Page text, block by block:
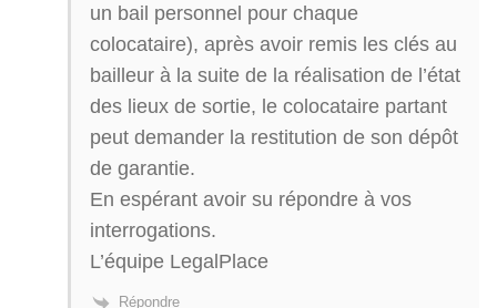
un bail personnel pour chaque
colocataire), après avoir remis les clés au
bailleur à la suite de la réalisation de l’état
des lieux de sortie, le colocataire partant
peut demander la restitution de son dépôt
de garantie.
En espérant avoir su répondre à vos
interrogations.
L’équipe LegalPlace
Répondre